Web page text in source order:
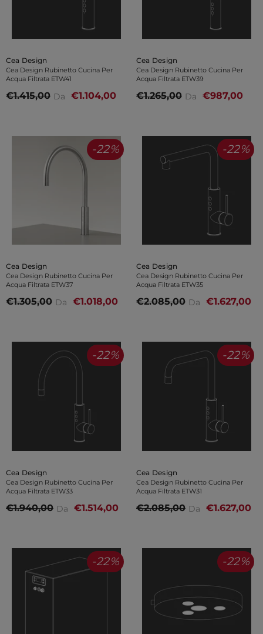
Venditore:
Cea Design
Cea Design Rubinetto Cucina Per
Acqua Filtrata ETW41
€1.415,00 Da €1.104,00
Venditore:
Cea Design
Cea Design Rubinetto Cucina Per
Acqua Filtrata ETW39
€1.265,00 Da €987,00
-22%
Venditore:
Cea Design
Cea Design Rubinetto Cucina Per
Acqua Filtrata ETW37
€1.305,00 Da €1.018,00
-22%
Venditore:
Cea Design
Cea Design Rubinetto Cucina Per
Acqua Filtrata ETW35
€2.085,00 Da €1.627,00
-22%
Venditore:
Cea Design
Cea Design Rubinetto Cucina Per
Acqua Filtrata ETW33
€1.940,00 Da €1.514,00
-22%
Venditore:
Cea Design
Cea Design Rubinetto Cucina Per
Acqua Filtrata ETW31
€2.085,00 Da €1.627,00
-22% -22%